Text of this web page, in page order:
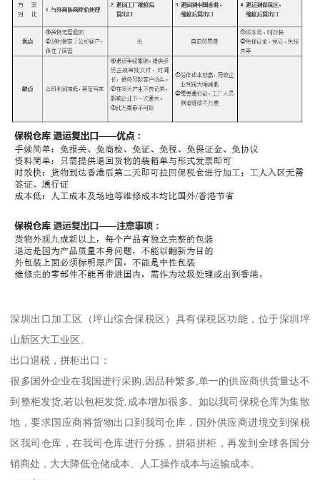
深圳出口加工区（坪山综合保税区）具有保税区功能，位于深圳坪
山新区大工业区。
出口退税，拼柜出口：
很多国外企业在我国进行采购,因品种繁多,单一的供应商供货量达不
到整柜发货,若以包柜发货,成本增加很多。如以我司保税仓库为集散
地，要求国应商将货物出口到我司仓库，国外供应商进境交到保税
区我司仓库，在我司仓库进行分拣，拼箱拼柜，再发到全球各国分
销商处，大大降低仓储成本、人工操作成本与运输成本。